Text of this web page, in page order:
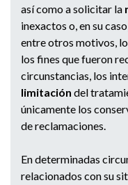
así como a solicitar la
inexactos o, en su
entre otros motivos,
los fines que fueron
circunstancias, los
limitación del
únicamente los
de reclamaciones.
En determinadas
relacionados con su